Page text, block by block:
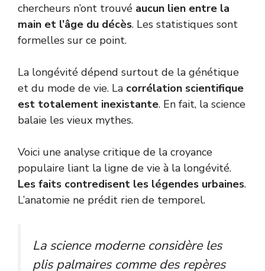
chercheurs n’ont trouvé aucun lien entre la
main et l’âge du décès. Les statistiques sont
formelles sur ce point.
La longévité dépend surtout de la génétique
et du mode de vie. La corrélation scientifique
est totalement inexistante. En fait, la science
balaie les vieux mythes.
Voici une analyse critique de la croyance
populaire liant la ligne de vie à la longévité.
Les faits contredisent les légendes urbaines.
L’anatomie ne prédit rien de temporel.
La science moderne considère les
plis palmaires comme des repères